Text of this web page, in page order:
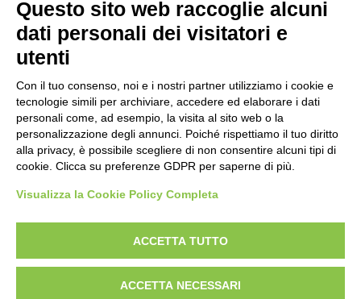
Personale scolastico
Famiglie e studenti
Percorsi di studio
Offerta formativa
I progetti delle classi
Novità
Le notizie
Amministrazione TrasparenteAlbo onlinePrivacy Policy
Dichiarazione di accessibilitàObiettivi di accessibilità
Note legali
Concept & Design by Designers Italia
Questo sito web raccoglie alcuni
dati personali dei visitatori e
utenti
Con il tuo consenso, noi e i nostri partner utilizziamo i cookie e
tecnologie simili per archiviare, accedere ed elaborare i dati
personali come, ad esempio, la visita al sito web o la
personalizzazione degli annunci. Poiché rispettiamo il tuo diritto
alla privacy, è possibile scegliere di non consentire alcuni tipi di
cookie. Clicca su preferenze GDPR per saperne di più.
Visualizza la Cookie Policy Completa
ACCETTA TUTTO
ACCETTA NECESSARI